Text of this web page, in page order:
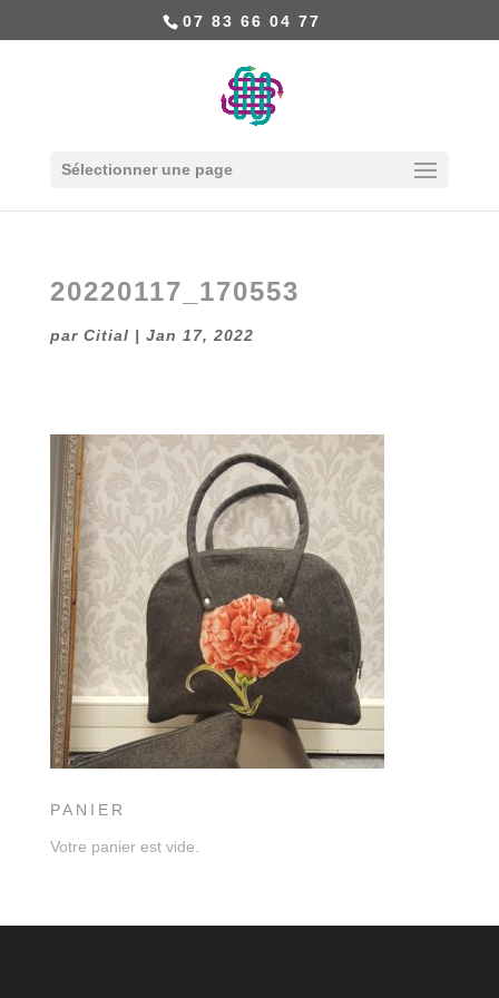
07 83 66 04 77
Sélectionner une page
20220117_170553
par Citial | Jan 17, 2022
PANIER
Votre panier est vide.